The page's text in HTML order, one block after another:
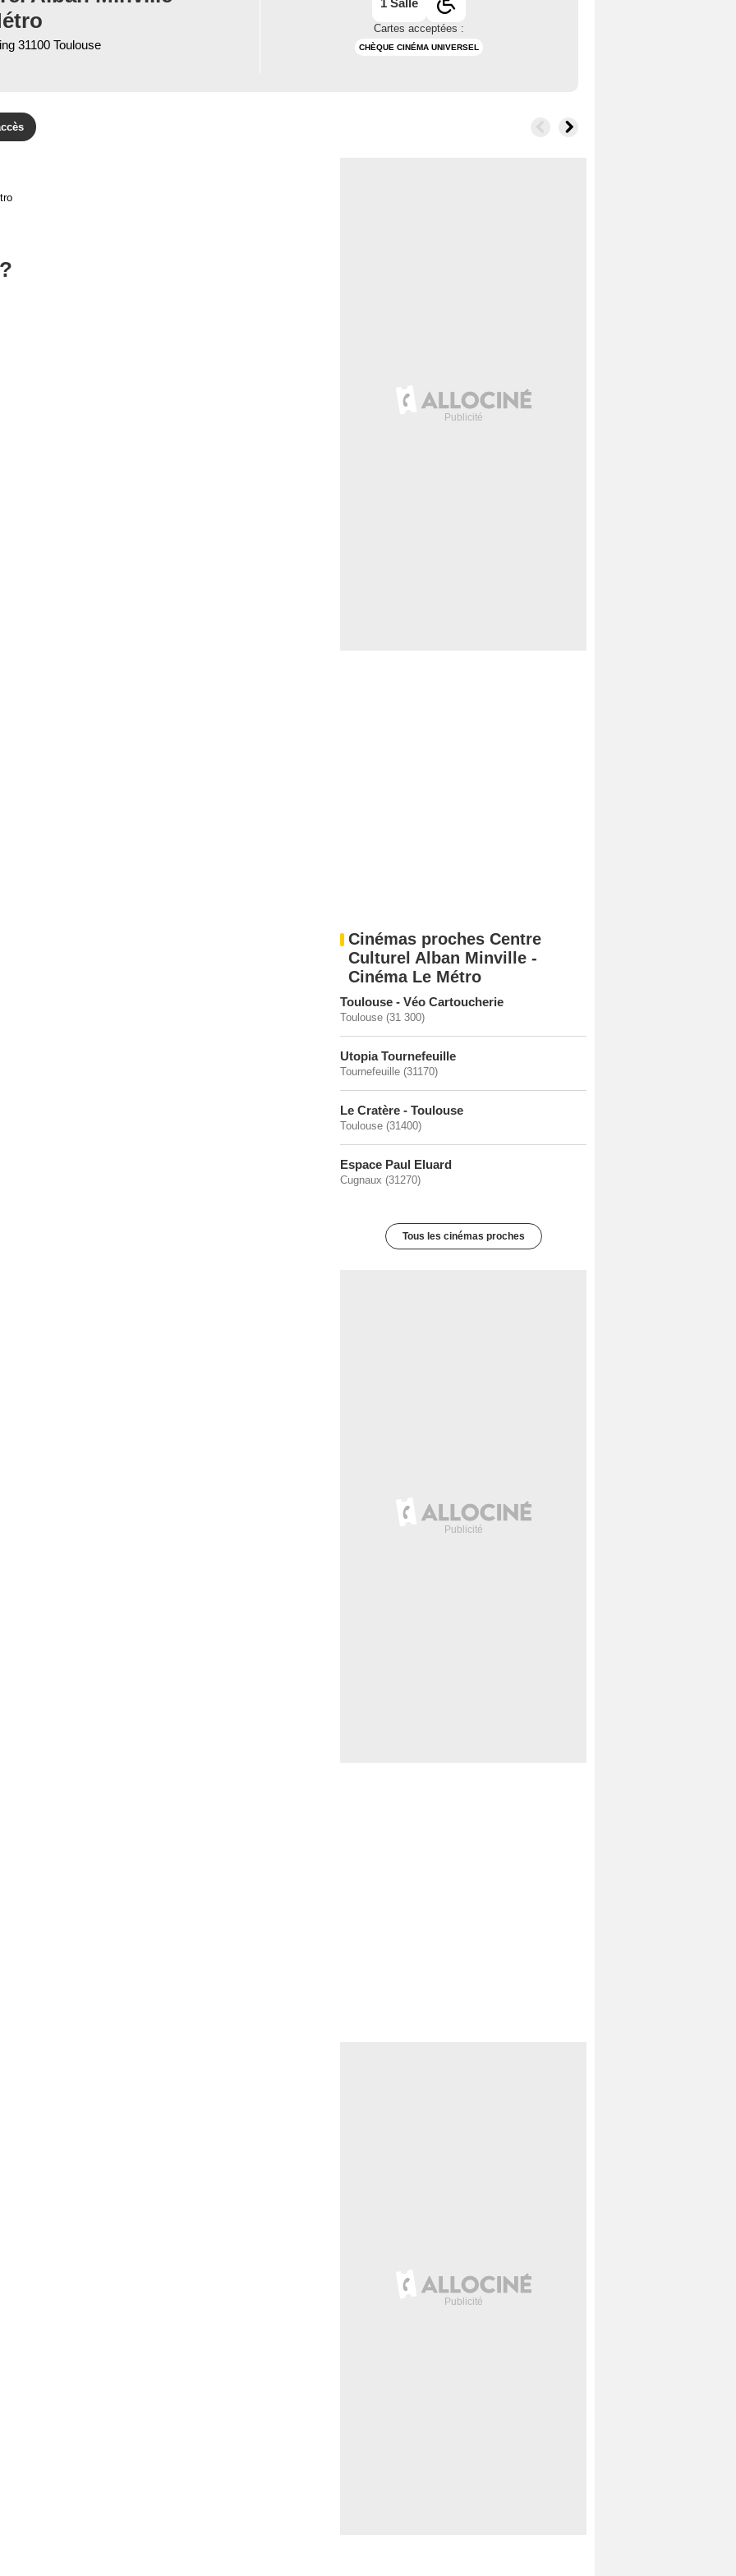
31100 Toulouse
Cartes acceptées :
CHÈQUE CINÉMA UNIVERSEL
Cinémas proches Centre
Culturel Alban Minville -
Cinéma Le Métro
Toulouse - Véo Cartoucherie
Toulouse (31 300)
Utopia Tournefeuille
Tournefeuille (31170)
Le Cratère - Toulouse
Toulouse (31400)
Espace Paul Eluard
Cugnaux (31270)
Tous les cinémas proches